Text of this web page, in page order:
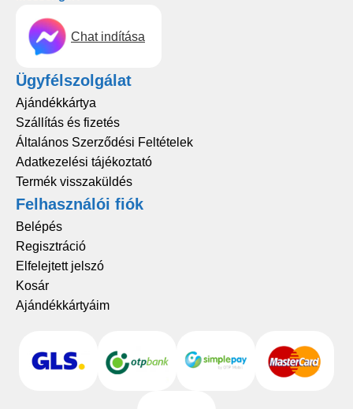
Chat indítása
Ügyfélszolgálat
Ajándékkártya
Szállítás és fizetés
Általános Szerződési Feltételek
Adatkezelési tájékoztató
Termék visszaküldés
Felhasználói fiók
Belépés
Regisztráció
Elfelejtett jelszó
Kosár
Ajándékkártyáim